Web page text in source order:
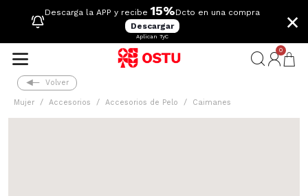
Descarga la APP y recibe 15%Dcto en una compra
Descargar
Aplican TyC
×
0
Volver
Mujer Accesorios Accesorios de Pelo Caimanes